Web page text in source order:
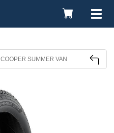
Toggle
Cart
COOPER SUMMER VAN